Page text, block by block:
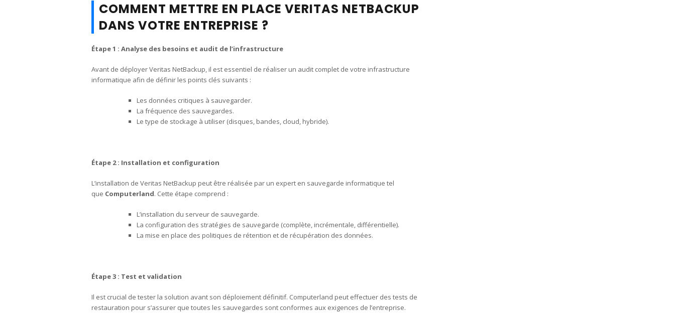
COMMENT METTRE EN PLACE VERITAS NETBACKUP
DANS VOTRE ENTREPRISE ?
Étape 1 : Analyse des besoins et audit de l’infrastructure
Avant de déployer Veritas NetBackup, il est essentiel de réaliser un audit complet de votre infrastructure
informatique afin de définir les points clés suivants :
Les données critiques à sauvegarder.
La fréquence des sauvegardes.
Le type de stockage à utiliser (disques, bandes, cloud, hybride).
Étape 2 : Installation et configuration
L’installation de Veritas NetBackup peut être réalisée par un expert en sauvegarde informatique tel
que Computerland. Cette étape comprend :
L’installation du serveur de sauvegarde.
La configuration des stratégies de sauvegarde (complète, incrémentale, différentielle).
La mise en place des politiques de rétention et de récupération des données.
Étape 3 : Test et validation
Il est crucial de tester la solution avant son déploiement définitif. Computerland peut effectuer des tests de
restauration pour s’assurer que toutes les sauvegardes sont conformes aux exigences de l’entreprise.